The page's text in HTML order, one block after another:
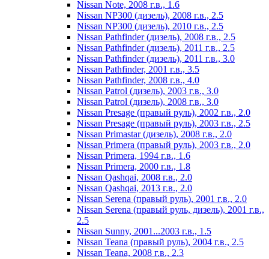
Nissan Note, 2008 г.в., 1.6
Nissan NP300 (дизель), 2008 г.в., 2.5
Nissan NP300 (дизель), 2010 г.в., 2.5
Nissan Pathfinder (дизель), 2008 г.в., 2.5
Nissan Pathfinder (дизель), 2011 г.в., 2.5
Nissan Pathfinder (дизель), 2011 г.в., 3.0
Nissan Pathfinder, 2001 г.в., 3.5
Nissan Pathfinder, 2008 г.в., 4.0
Nissan Patrol (дизель), 2003 г.в., 3.0
Nissan Patrol (дизель), 2008 г.в., 3.0
Nissan Presage (правый руль), 2002 г.в., 2.0
Nissan Presage (правый руль), 2003 г.в., 2.5
Nissan Primastar (дизель), 2008 г.в., 2.0
Nissan Primera (правый руль), 2003 г.в., 2.0
Nissan Primera, 1994 г.в., 1.6
Nissan Primera, 2000 г.в., 1.8
Nissan Qashqai, 2008 г.в., 2.0
Nissan Qashqai, 2013 г.в., 2.0
Nissan Serena (правый руль), 2001 г.в., 2.0
Nissan Serena (правый руль, дизель), 2001 г.в.,
2.5
Nissan Sunny, 2001...2003 г.в., 1.5
Nissan Teana (правый руль), 2004 г.в., 2.5
Nissan Teana, 2008 г.в., 2.3